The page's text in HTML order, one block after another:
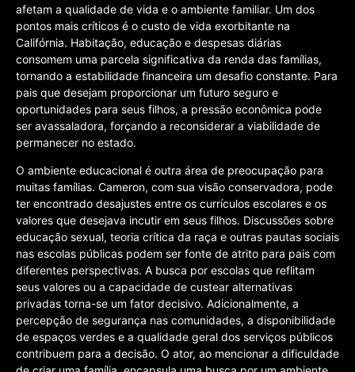
afetam a qualidade de vida e o ambiente familiar. Um dos
pontos mais críticos é o custo de vida exorbitante na
Califórnia. Habitação, educação e despesas diárias
consomem uma parcela significativa da renda das famílias,
tornando a estabilidade financeira um desafio constante. Para
pais que desejam proporcionar um futuro seguro e
oportunidades para seus filhos, a pressão econômica pode
ser avassaladora, forçando a reconsiderar a viabilidade de
permanecer no estado.
O ambiente educacional é outra área de preocupação para
muitas famílias. Cameron, com sua visão conservadora, pode
ter encontrado desajustes entre os currículos escolares e os
valores que desejava incutir em seus filhos. Discussões sobre
educação sexual, teoria crítica da raça e outras pautas sociais
nas escolas públicas podem ser fonte de atrito para pais com
diferentes perspectivas. A busca por escolas que reflitam
seus valores ou a capacidade de custear alternativas
privadas torna-se um fator decisivo. Adicionalmente, a
percepção de segurança nas comunidades, a disponibilidade
de espaços verdes e a qualidade geral dos serviços públicos
contribuem para a decisão. O ator, ao mencionar a dificuldade